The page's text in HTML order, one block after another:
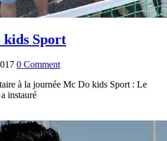
kids Sport
0 Comment
à la journée Mc Do kids Sport : Le
instauré